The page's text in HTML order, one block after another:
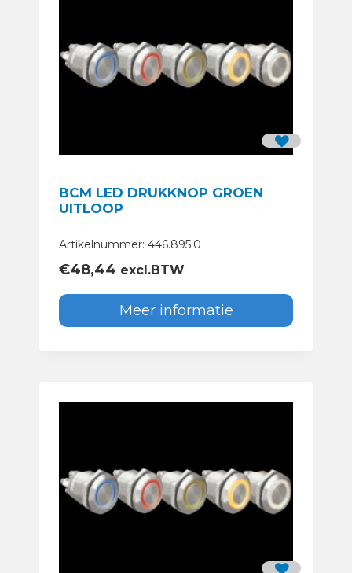
BCM LED DRUKKNOP GROEN
UITLOOP
Artikelnummer: 446.895.0
€48,44 excl.BTW
Meer informatie